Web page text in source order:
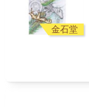
金石堂